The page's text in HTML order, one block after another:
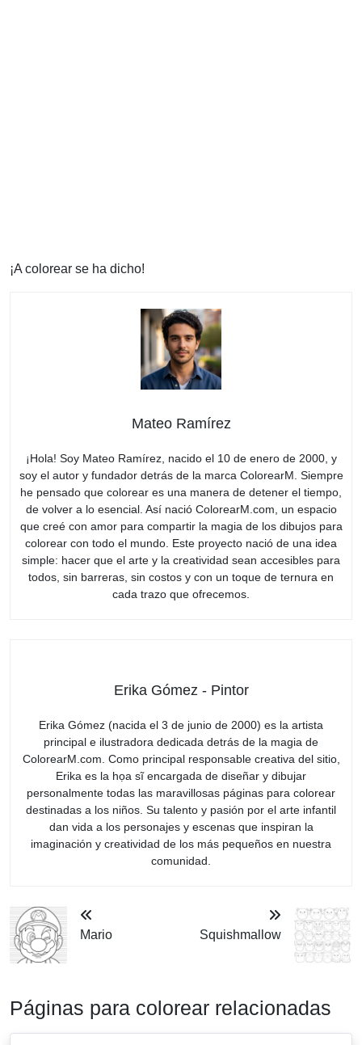
¡A colorear se ha dicho!
Mateo Ramírez
¡Hola! Soy Mateo Ramírez, nacido el 10 de enero de 2000, y
soy el autor y fundador detrás de la marca ColorearM. Siempre
he pensado que colorear es una manera de detener el tiempo,
de volver a lo esencial. Así nació ColorearM.com, un espacio
que creé con amor para compartir la magia de los dibujos para
colorear con todo el mundo. Este proyecto nació de una idea
simple: hacer que el arte y la creatividad sean accesibles para
todos, sin barreras, sin costos y con un toque de ternura en
cada trazo que ofrecemos.
Erika Gómez - Pintor
Erika Gómez (nacida el 3 de junio de 2000) es la artista
principal e ilustradora dedicada detrás de la magia de
ColorearM.com. Como principal responsable creativa del sitio,
Erika es la họa sĩ encargada de diseñar y dibujar
personalmente todas las maravillosas páginas para colorear
destinadas a los niños. Su talento y pasión por el arte infantil
dan vida a los personajes y escenas que inspiran la
imaginación y creatividad de los más pequeños en nuestra
comunidad.
Mario Squishmallow
Páginas para colorear relacionadas